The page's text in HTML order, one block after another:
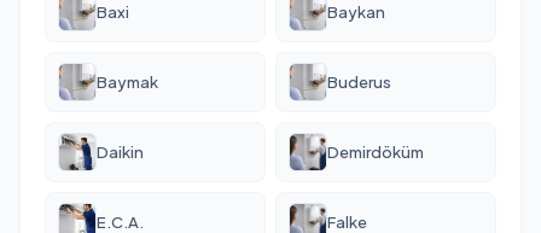
Baxi Baykan
Baymak Buderus
Daikin Demirdöküm
E.C.A. Falke